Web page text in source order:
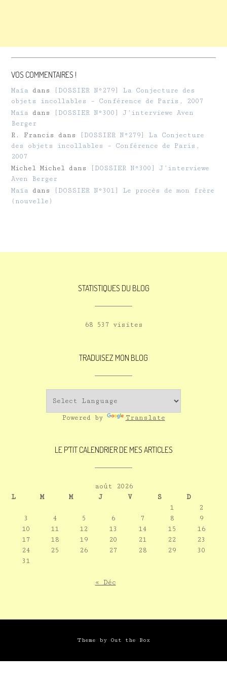
VOS COMMENTAIRES !
Maïa dans
[DOSSIER N°279] La Conjecture des
objets incollables – Conférence de Paris, 2007
Maïa dans
[DOSSIER N°300] J’interviewe Aven
Berger
R. Francis
dans
[DOSSIER N°279] La Conjecture
des objets incollables – Conférence de Paris,
2007
Michel Michel dans
[DOSSIER N°300] J’interviewe
Aven Berger
Maïa dans
[DOSSIER N°301] Le procès de mon frère
(nouvelle)
STATISTIQUES DU BLOG
68 537 visites
TRADUISEZ MON BLOG
Powered by Translate
LE P’TIT CALENDRIER DE MES ARTICLES
août 2026
L
M M J V S
D
1
2
3
4 5 6 7 8
9
10
11 12 13 14 15
16
17
18 19 20 21 22
23
24
25 26 27 28 29
30
31
« Déc
Theme by Out the Box